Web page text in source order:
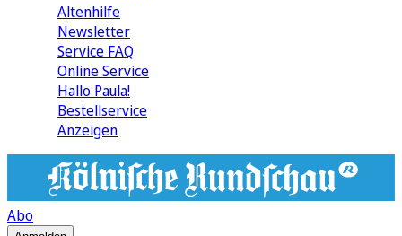
Altenhilfe
Newsletter
Service FAQ
Online Service
Hallo Paula!
Bestellservice
Anzeigen
Abo